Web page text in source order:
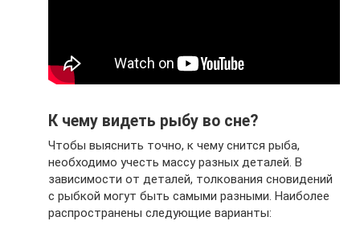
К чему видеть рыбу во сне?
Чтобы выяснить точно, к чему снится рыба,
необходимо учесть массу разных деталей. В
зависимости от деталей, толкования сновидений
с рыбкой могут быть самыми разными. Наиболее
распространены следующие варианты: